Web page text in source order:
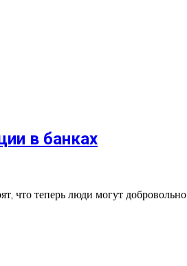
в банках
что теперь люди могут добровольно